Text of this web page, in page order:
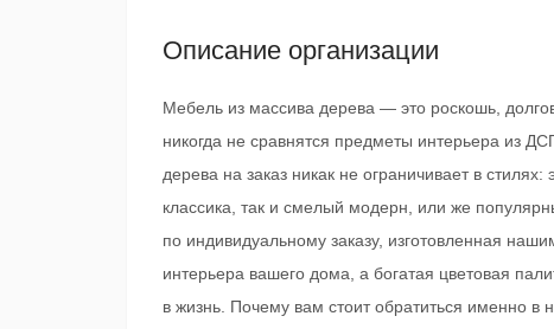
Описание организации
Мебель из массива дерева — это роскошь,
никогда не сравнятся предметы интерьера из
дерева на заказ никак не ограничивает в
классика, так и смелый модерн, или же
по индивидуальному заказу, изготовленная
интерьера вашего дома, а богатая цветовая
в жизнь. Почему вам стоит обратиться именно